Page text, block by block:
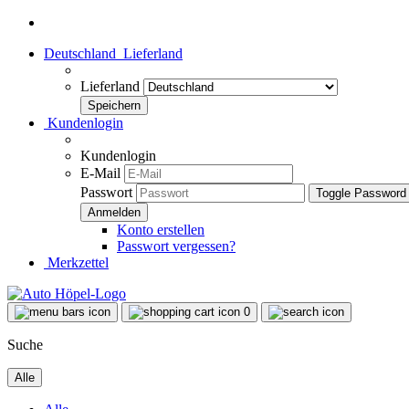
Deutschland Lieferland
Lieferland
Kundenlogin
Kundenlogin
E-Mail
Passwort
Toggle
Konto erstellen
Passwort vergessen?
Merkzettel
0
Suche
Alle